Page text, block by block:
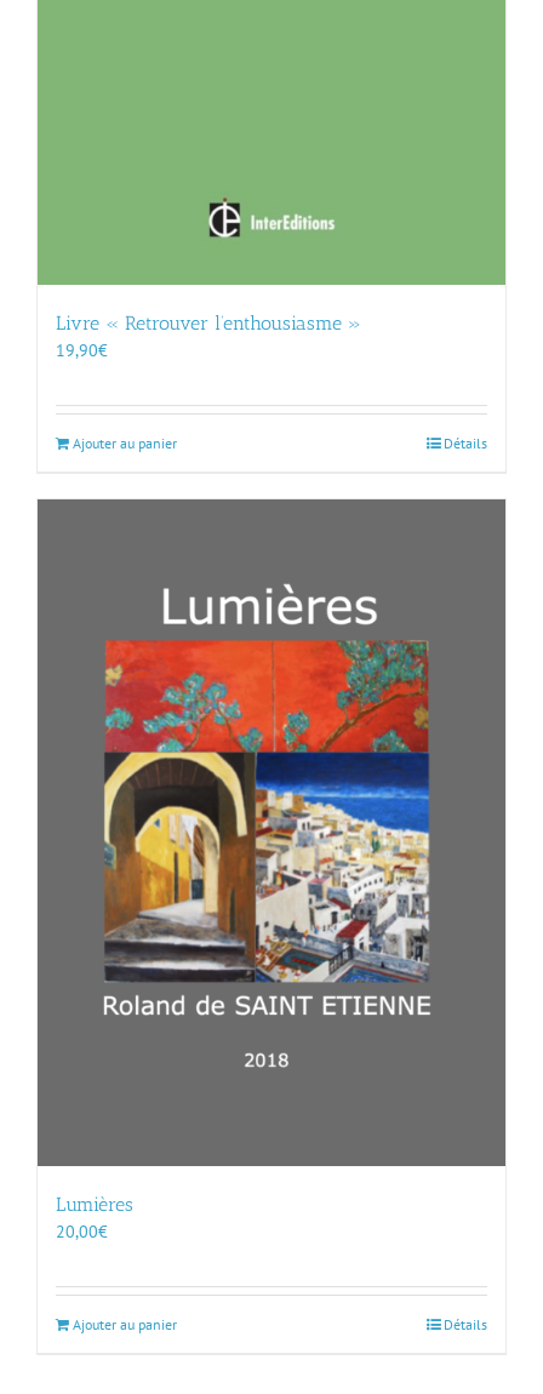
Livre « Retrouver l’enthousiasme »
19,90€
Ajouter au panier Détails
Lumières
20,00€
Ajouter au panier Détails